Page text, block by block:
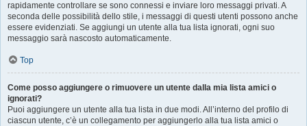
rapidamente controllare se sono connessi e inviare loro messaggi privati. A
seconda delle possibilità dello stile, i messaggi di questi utenti possono anche
essere evidenziati. Se aggiungi un utente alla tua lista ignorati, ogni suo
messaggio sarà nascosto automaticamente.
Top
Come posso aggiungere o rimuovere un utente dalla mia lista amici o
ignorati?
Puoi aggiungere un utente alla tua lista in due modi. All’interno del profilo di
ciascun utente, c’è un collegamento per aggiungerlo alla tua lista amici o